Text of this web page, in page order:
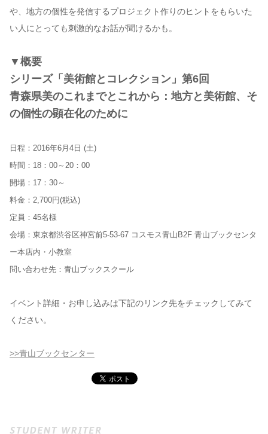
や、地方の個性を発信するプロジェクト作りのヒントをもらいた
い人にとっても刺激的なお話が聞けるかも。
▼概要
シリーズ「美術館とコレクション」第6回
青森県美のこれまでとこれから：地方と美術館、そ
の個性の顕在化のために
日程：2016年6月4日 (土)
時間：18：00～20：00
開場：17：30～
料金：2,700円(税込)
定員：45名様
会場：東京都渋谷区神宮前5-53-67 コスモス青山B2F 青山ブックセンタ
ー本店内・小教室
問い合わせ先：青山ブックスクール
イベント詳細・お申し込みは下記のリンク先をチェックしてみて
ください。
>>青山ブックセンター